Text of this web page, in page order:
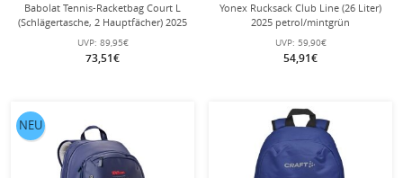
Babolat Tennis-Racketbag Court L
(Schlägertasche, 2 Hauptfächer) 2025
blau/weiss 9er
UVP: 89,95€
73,51€
Yonex Rucksack Club Line (26 Liter)
2025 petrol/mintgrün
UVP: 59,90€
54,91€
NEU